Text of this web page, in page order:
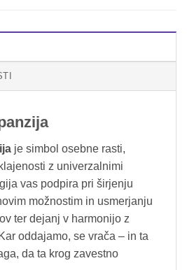
je simbol osebne rasti,
z univerzalnimi
vas podpira pri širjenju
možnostim in usmerjanju
ter dejanj v harmonijo z
oddajamo, se vrača – in ta
da ta krog zavestno